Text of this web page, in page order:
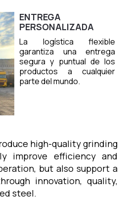
ENTREGA
PERSONALIZADA
La logística flexible
garantiza una entrega
segura y puntual de los
productos a cualquier
parte del mundo.
high-quality grinding
improve efficiency and
but also support a
innovation, quality,
steel.